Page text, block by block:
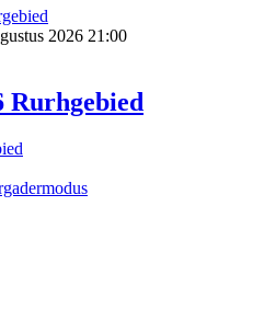
2026 21:00
Rurhgebied